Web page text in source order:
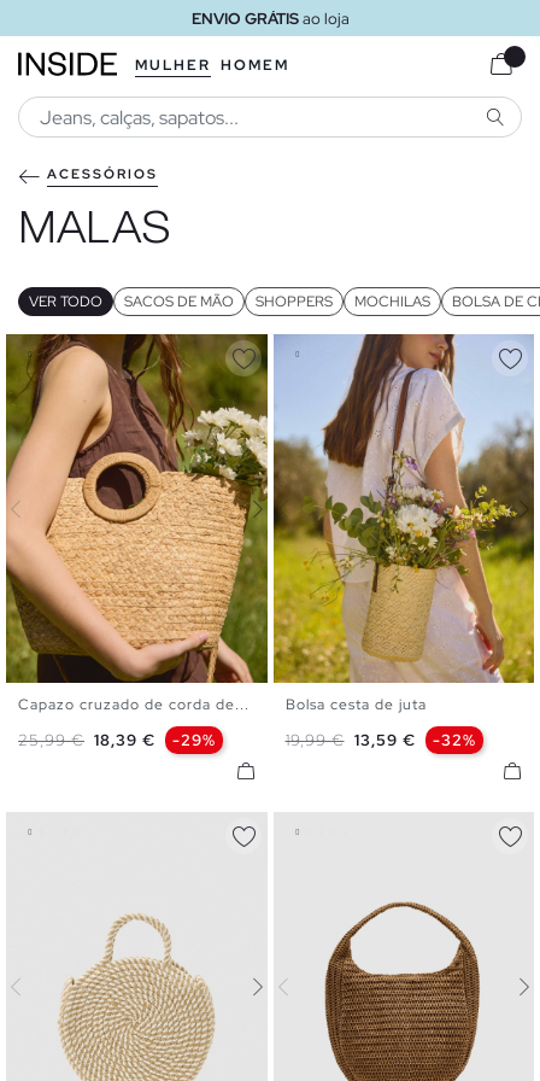
ENVIO GRÁTISao loja
MULHER HOMEM
ACESSÓRIOS
MALAS
VER TODO SACOS DE MÃO SHOPPERS MOCHILAS BOLSA DE
Capazo cruzado de corda de...
Preço normal
25,99 € Preço
18,39 € -29%
U
Bolsa cesta de juta
Preço normal
19,99 € Preço
13,59 € -32%